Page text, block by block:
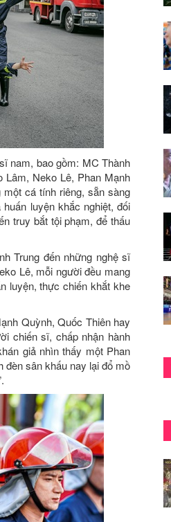
nam, bao gồm: MC Thành
Lâm, Neko Lê, Phan Mạnh
cá tính riêng, sẵn sàng
luyện khắc nghiệt, đối
truy bắt tội phạm, để thấu
Trung đến những nghệ sĩ
Lê, mỗi người đều mang
luyện, thực chiến khắt khe
Quỳnh, Quốc Thiên hay
chiến sĩ, chấp nhận hành
giả nhìn thấy một Phan
đèn sân khấu nay lại đổ mồ